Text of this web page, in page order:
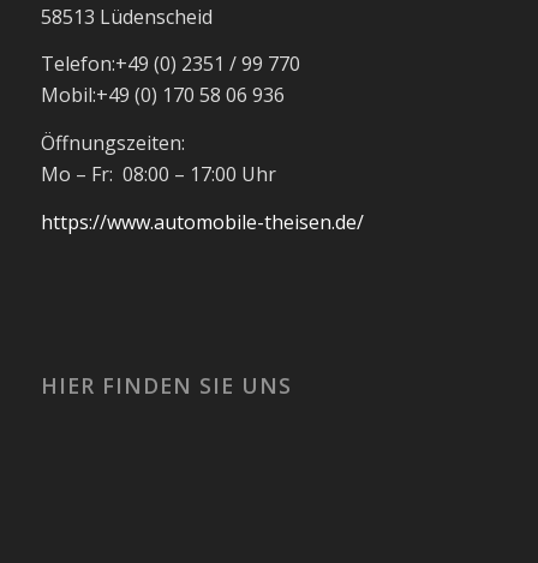
58513 Lüdenscheid
Telefon:+49 (0) 2351 / 99 770
Mobil:+49 (0) 170 58 06 936
Öffnungszeiten:
Mo – Fr: 08:00 – 17:00 Uhr
https://www.automobile-theisen.de/
HIER FINDEN SIE UNS